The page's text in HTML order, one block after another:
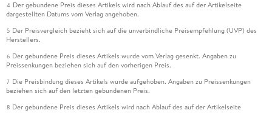
4 Der gebundene Preis dieses Artikels wird nach Ablauf des auf der Artikelseite
dargestellten Datums vom Verlag angehoben.
5 Der Preisvergleich bezieht sich auf die unverbindliche Preisempfehlung (UVP) des
Herstellers.
6 Der gebundene Preis dieses Artikels wurde vom Verlag gesenkt. Angaben zu
Preissenkungen beziehen sich auf den vorherigen Preis.
7 Die Preisbindung dieses Artikels wurde aufgehoben. Angaben zu Preissenkungen
beziehen sich auf den letzten gebundenen Preis.
8 Der gebundene Preis dieses Artikels wird nach Ablauf des auf der Artikelseite